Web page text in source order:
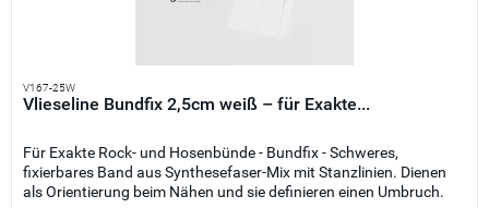
V167-25W
Vlieseline Bundfix 2,5cm weiß – für Exakte...
Für Exakte Rock- und Hosenbünde - Bundfix - Schweres,
fixierbares Band aus Synthesefaser-Mix mit Stanzlinien. Dienen
als Orientierung beim Nähen und sie definieren einen Umbruch.